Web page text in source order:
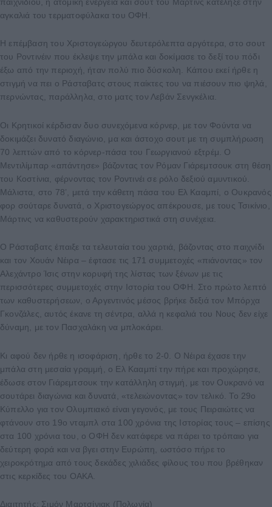
αγκαλιά του τερματοφύλακα του ΟΦΗ.
Η επέμβαση του Χριστογεώργου δευτερόλεπτα αργότερα, στο σουτ
του Ροντινέιν που έκλεψε την μπάλα και δοκίμασε το δεξί του πόδι
έξω από την περιοχή, ήταν πολύ πιο δύσκολη. Κάπου εκεί ήρθε η
στιγμή να πει ο Ράσταβατς στους παίκτες του να πιέσουν πιο ψηλά,
περνώντας, παράλληλα, στο ματς τον Λεβάν Σενγκέλια.
Οι Κρητικοί κέρδισαν δυο συνεχόμενα κόρνερ, με τον Φούντα να
δοκιμάζει δυνατό διαγώνιο, μα και άστοχο σουτ με τη συμπλήρωση
70 λεπτών από το κόρνερ-πάσα του Γεωργιανού εξτρέμ. Ο
Μεντιλίμπαρ «απάντησε» βάζοντας τον Ρόμαν Γιάρεμτσουκ στη θέση
του Κοστίνια, φέρνοντας τον Ροντινέι σε ρόλο δεξιού αμυντικού.
Μάλιστα, στο 78’, μετά την κάθετη πάσα του Ελ Κααμπί, ο Ουκρανός
φορ σούταρε δυνατά, ο Χριστογεώργος απέκρουσε, με τους Τσικίνιο,
Μάρτινς να καθυστερούν χαρακτηριστικά στη συνέχεια.
Ο Ράσταβατς έπαιξε τα τελευταία του χαρτιά, βάζοντας στο παιχνίδι
και τον Χουάν Νέιρα – έφτασε τις 171 συμμετοχές «πιάνοντας» τον
Αλεχάντρο Ίσις στην κορυφή της λίστας των ξένων με τις
περισσότερες συμμετοχές στην Ιστορία του ΟΦΗ. Στο πρώτο λεπτό
των καθυστερήσεων, ο Αργεντινός μέσος βρήκε δεξιά τον Μπόρχα
Γκονζάλες, αυτός έκανε τη σέντρα, αλλά η κεφαλιά του Νους δεν είχε
δύναμη, με τον Πασχαλάκη να μπλοκάρει.
Κι αφού δεν ήρθε η ισοφάριση, ήρθε το 2-0. Ο Νέιρα έχασε την
μπάλα στη μεσαία γραμμή, ο Ελ Κααμπί την πήρε και προχώρησε,
έδωσε στον Γιάρεμτσουκ την κατάλληλη στιγμή, με τον Ουκρανό να
σουτάρει διαγώνια και δυνατά, «τελειώνοντας» τον τελικό. Το 29ο
Κύπελλο για τον Ολυμπιακό είναι γεγονός, με τους Πειραιώτες να
φτάνουν στο 19ο νταμπλ στα 100 χρόνια της Ιστορίας τους – επίσης
στα 100 χρόνια του, ο ΟΦΗ δεν κατάφερε να πάρει το τρόπαιο για
δεύτερη φορά και να βγει στην Ευρώπη, ωστόσο πήρε το
χειροκρότημα από τους δεκάδες χιλιάδες φίλους του που βρέθηκαν
στις κερκίδες του ΟΑΚΑ.
Διαιτητής: Σιμόν Μαρτσίνιακ (Πολωνία)